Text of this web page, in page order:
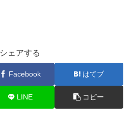
シェアする
Facebook はてブ
LINE コピー